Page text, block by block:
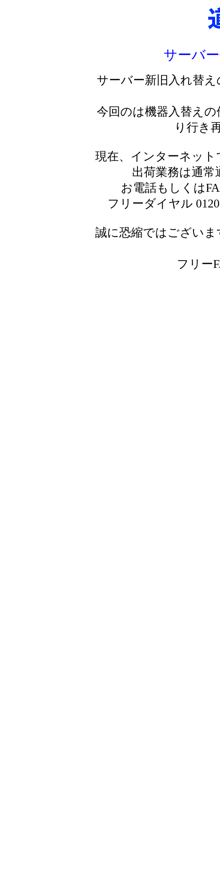
サーバ
サーバー新旧入れ替
今回のは機器入替え
り行き
現在、インターネッ
出荷業務は通
お電話もしくは
フリーダイヤル
誠に恐縮ではござい
フリー